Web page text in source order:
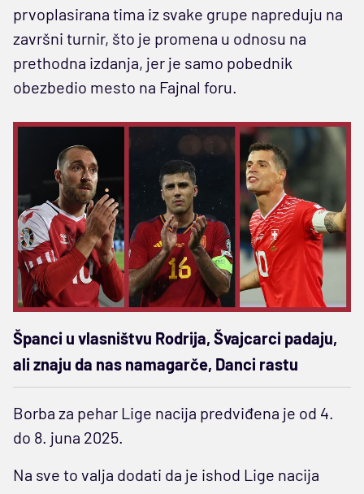
prvoplasirana tima iz svake grupe napreduju na
završni turnir, što je promena u odnosu na
prethodna izdanja, jer je samo pobednik
obezbedio mesto na Fajnal foru.
Španci u vlasništvu Rodrija, Švajcarci padaju,
ali znaju da nas namagarče, Danci rastu
Borba za pehar Lige nacija predviđena je od 4.
do 8. juna 2025.
Na sve to valja dodati da je ishod Lige nacija